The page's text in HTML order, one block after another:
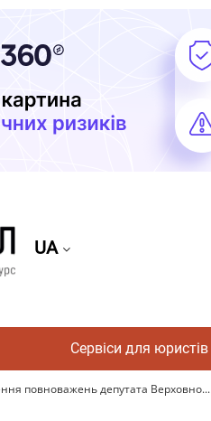
UA
Сервіси для юристів
повноважень депутата Верховно...